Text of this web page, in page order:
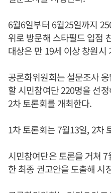
6월6일부터 6월25일까지
위로 방문해 스타필드 입점
대상은 만 19세 이상 창원시
공론화위원회는 설문조사
할 시민참여단 220명을 선
2차 토론회를 개최한다.
1차 토론회는 7월13일, 2차
시민참여단은 토론을 거쳐
한 최종 권고안을 도출해 시